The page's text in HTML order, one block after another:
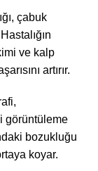
çabuk
ve kalp
artırır.
görüntüleme
bozukluğu
koyar.